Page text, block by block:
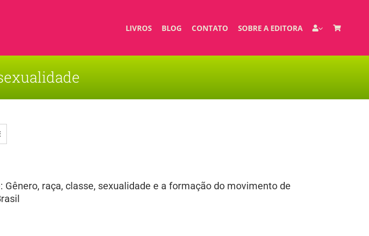
LIVROS BLOG CONTATO SOBRE A EDITORA
Gênero, raça, classe, sexualidade e a formação do movimento de